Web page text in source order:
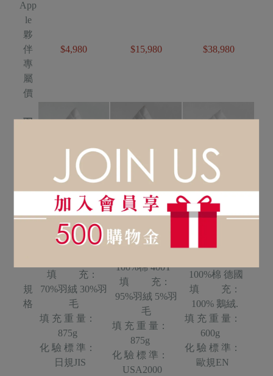
App
le
夥
伴
專
屬
價
$4,980 $15,980 $38,980
羽
Hotel Life 五
星羽絨冬被
綠能恆溫 輕奢
羽絨冬被
母鵝物語羽絨
四季被
規
格
尺 寸：
182*212cm
表 布：
填 充：
70%羽絨 30%羽
毛
填 充 重 量：
875g
化 驗 標 準：
日規JIS
182*212cm
100%棉 400T
填 充：
95%羽絨 5%羽
毛
填 充 重 量：
875g
化 驗 標 準：
USA2000
185*215cm
100%棉 德國
填 充：
100% 鵝絨.
填 充 重 量：
600g
化 驗 標 準：
歐規EN